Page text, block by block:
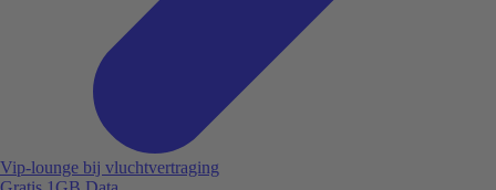
Vip-lounge bij vluchtvertraging